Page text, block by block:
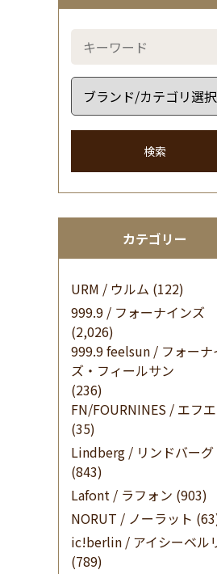
検索
カテゴリー
URM / ウルム (122)
999.9 / フォーナインズ
(2,026)
999.9 feelsun / フォーナ
ズ・フィールサン
(236)
FN/FOURNINES / エフ
(35)
Lindberg / リンドバーグ
(843)
Lafont / ラフォン (903)
NORUT / ノーラット
ic!berlin / アイシーベル
(789)